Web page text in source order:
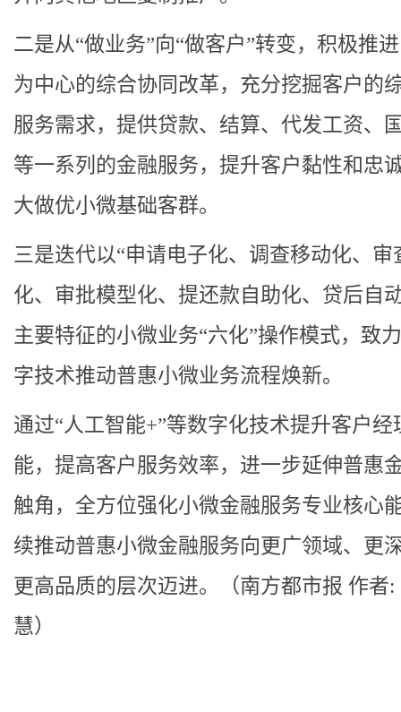
二是从“做业务”向“做客户”转变，积极推
为中心的综合协同改革，充分挖掘客户的
服务需求，提供贷款、结算、代发工资、
等一系列的金融服务，提升客户黏性和忠
大做优小微基础客群。
三是迭代以“申请电子化、调查移动化、审
化、审批模型化、提还款自助化、贷后自
主要特征的小微业务“六化”操作模式，致
字技术推动普惠小微业务流程焕新。
通过“人工智能+”等数字化技术提升客户经
能，提高客户服务效率，进一步延伸普惠
触角，全方位强化小微金融服务专业核心
续推动普惠小微金融服务向更广领域、更
更高品质的层次迈进。（南方都市报 作者:
慧）